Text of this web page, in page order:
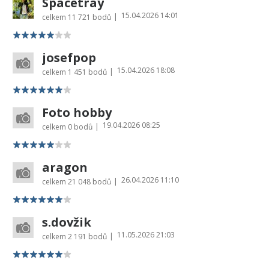
celkem 11 721 bodů | 15.04.2026 14:01
josefpop
celkem 1 451 bodů | 15.04.2026 18:08
Foto hobby
celkem 0 bodů | 19.04.2026 08:25
aragon
celkem 21 048 bodů | 26.04.2026 11:10
s.dovžik
celkem 2 191 bodů | 11.05.2026 21:03